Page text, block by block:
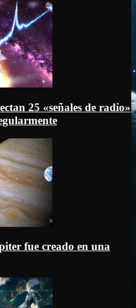
25 «señales de radio»
fue creado en una